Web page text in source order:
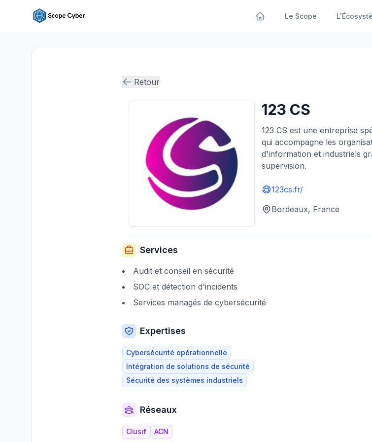
Le Scope
Retour
123 CS
123 CS est une entreprise
qui accompagne les
d'information et industriels
supervision.
123cs.fr/
Bordeaux, France
Services
Audit et conseil en sécurité
SOC et détection d'incidents
Services managés de cybersécurité
Expertises
Cybersécurité opérationnelle
Intégration de solutions de sécurité
Sécurité des systèmes industriels
Réseaux
Clusif ACN